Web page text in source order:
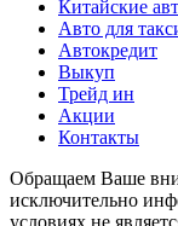
Китайские
Авто для
Автокредит
Выкуп
Трейд ин
Акции
Контакты
Обращаем Ваше
исключительно
условиях не